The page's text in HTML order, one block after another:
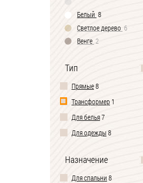
Белый 8
Светлое дерево 6
Венге 2
Тип
Прямые8
Трансформер 1
Для белья7
Для одежды 8
Туалетный комод-столик
Назначение
Для спальни 8